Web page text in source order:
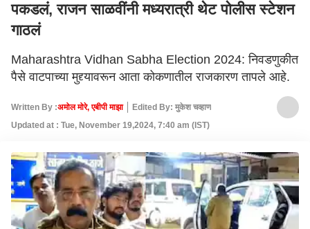
पकडलं, राजन साळवींनी मध्यरात्री थेट पोलीस स्टेशन
गाठलं
Maharashtra Vidhan Sabha Election 2024: निवडणुकीत
पैसे वाटपाच्या मुद्द्यावरून आता कोकणातील राजकारण तापले आहे.
Written By :अमोल मोरे, एबीपी माझा
Edited By: मुकेश चव्हाण
Updated at : Tue, November 19,2024, 7:40 am (IST)